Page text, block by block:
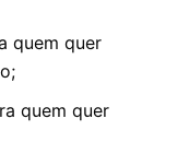
quem quer
quem quer